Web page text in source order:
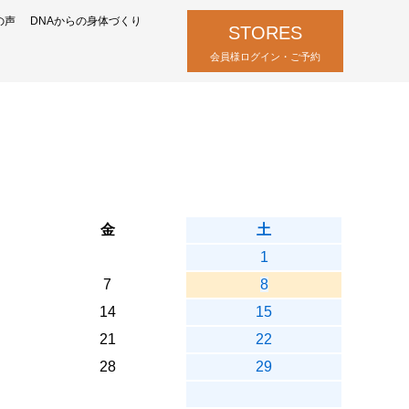
声 DNAからの身体づくり
STORES
会員様ログイン・ご予約
金
土
1
7
8
14
15
21
22
28
29